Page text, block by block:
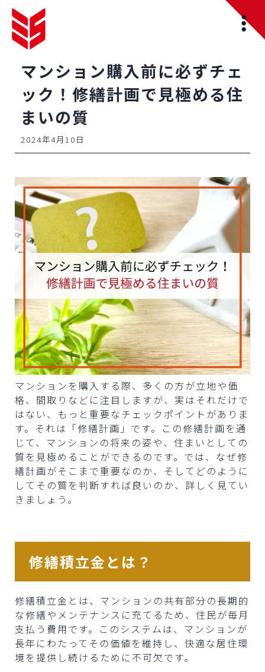
マンション購入前に必ずチェ
ック！修繕計画で見極める住
まいの質
2024年4月10日
マンションを購入する際、多くの方が立地や価
格、間取りなどに注目しますが、実はそれだけで
はない、もっと重要なチェックポイントがありま
す。それは「修繕計画」です。この修繕計画を通
じて、マンションの将来の姿や、住まいとしての
質を見極めることができるのです。では、なぜ修
繕計画がそこまで重要なのか、そしてどのように
してその質を判断すれば良いのか、詳しく見てい
きましょう。
修繕積立金とは？
修繕積立金とは、マンションの共有部分の長期的
な修繕やメンテナンスに充てるため、住民が毎月
支払う費用です。このシステムは、マンションが
長年にわたってその価値を維持し、快適な居住環
境を提供し続けるために不可欠です。